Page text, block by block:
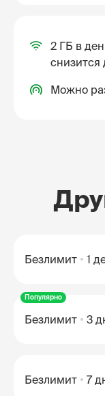
2 ГБ в
снизится
Можно
Безлимит 1
Популярно
Безлимит 3
Безлимит 7